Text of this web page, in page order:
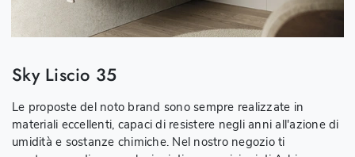
Sky Liscio 35
Le proposte del noto brand sono sempre realizzate in
materiali eccellenti, capaci di resistere negli anni all'azione di
umidità e sostanze chimiche. Nel nostro negozio ti